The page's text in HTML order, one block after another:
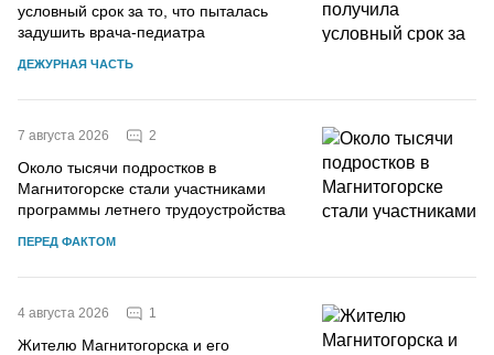
условный срок за то, что пыталась
задушить врача-педиатра
ДЕЖУРНАЯ ЧАСТЬ
7 августа 2026 2
Около тысячи подростков в
Магнитогорске стали участниками
программы летнего трудоустройства
ПЕРЕД ФАКТОМ
4 августа 2026 1
Жителю Магнитогорска и его